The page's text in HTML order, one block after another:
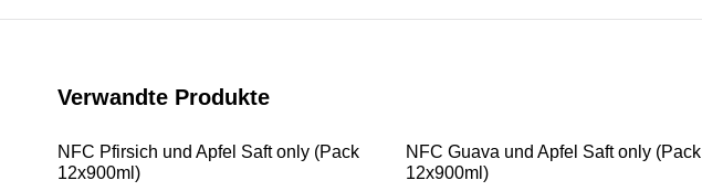
Verwandte Produkte
NFC Pfirsich und Apfel Saft only (Pack
12x900ml)
NFC Guava und Apfel Saft only (Pack
12x900ml)